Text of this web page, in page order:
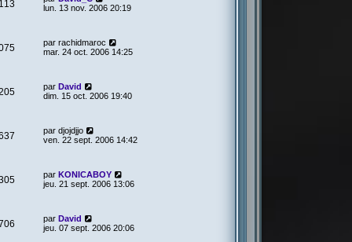
lun. 13 nov. 2006 20:19
par rachidmaroc
mar. 24 oct. 2006 14:25
par David
dim. 15 oct. 2006 19:40
par djojdjjo
ven. 22 sept. 2006 14:42
par KONICABOY
jeu. 21 sept. 2006 13:06
par David
jeu. 07 sept. 2006 20:06